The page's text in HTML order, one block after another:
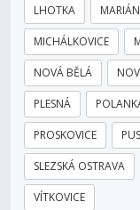
LHOTKA
MICHÁLKOVICE
NOVÁ BĚLÁ
PLESNÁ
PROSKOVICE
SLEZSKÁ OSTRAVA
VÍTKOVICE